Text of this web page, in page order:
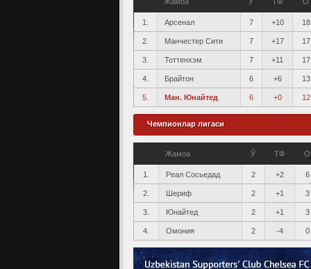
1. Арсенал 7 +10 18
2. Манчестер Сити 7 +17 17
3. Тоттенхэм 7 +11 17
4. Брайтон 6 +6 13
5. Ман. Юнайтед 6 +0 12
Чемпионлар лигаси
Жамоа Ў ТФ О
1. Реал Сосьедад 2 +2 6
2. Шериф 2 +1 3
3. Юнайтед 2 +1 3
4. Омония 2 -4 0